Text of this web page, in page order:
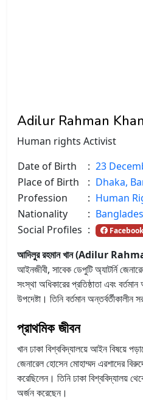
Adilur Rahman Khan
Human rights Activist
Date of Birth
: 23
Place of Birth
: Dhaka,
Profession
: Human
Nationality
:
Social Profiles : Facebook
আদিলুর রহমান খান (Adilur
আইনজীবী, সাবেক ডেপুটি অ্যাটর্নি
সংস্থা অধিকারের প্রতিষ্ঠাতা এবং
উপদেষ্টা। তিনি বর্তমান অন্তর্বর্তীকালীন
প্রাথমিক জীবন
খান ঢাকা বিশ্ববিদ্যালয়ে আইন বিষয়ে
জেনারেল হোসেন মোহাম্মদ এরশাদের
করেছিলেন। তিনি ঢাকা বিশ্ববিদ্যালয়
অর্জন করেছেন।